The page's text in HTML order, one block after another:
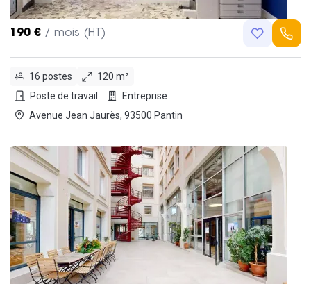
190 € / mois (HT)
16 postes
120 m²
Poste de travail
Entreprise
Avenue Jean Jaurès, 93500 Pantin